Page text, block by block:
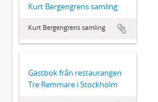
Kurt Bergengrens samling
Kurt Bergengrens samling
Gästbok från restaurangen
Tre Remmare i Stockholm